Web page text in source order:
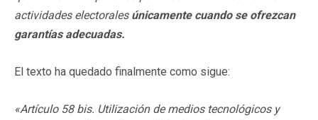
actividades electorales únicamente cuando se ofrezcan
garantías adecuadas.
El texto ha quedado finalmente como sigue:
«Artículo 58 bis. Utilización de medios tecnológicos y